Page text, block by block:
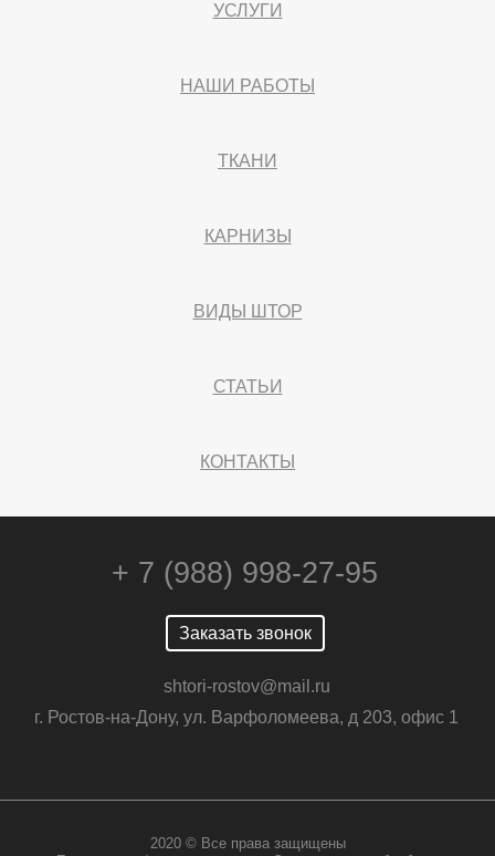
УСЛУГИ
НАШИ РАБОТЫ
ТКАНИ
КАРНИЗЫ
ВИДЫ ШТОР
СТАТЬИ
КОНТАКТЫ
+ 7 (988) 998-27-95
Заказать звонок
shtori-rostov@mail.ru
г. Ростов-на-Дону, ул. Варфоломеева, д 203, офис 1
2020 © Все права защищены